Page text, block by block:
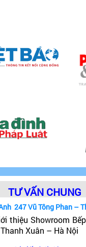
TƯ VẤN CHUNG
247 Vũ Tông Phan –
thiệu Showroom
Xuân – Hà Nội